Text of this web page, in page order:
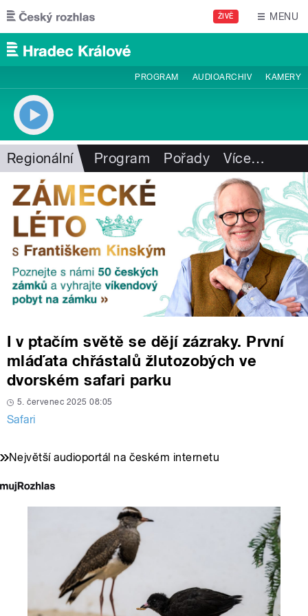
Přejít k hlavnímu obsahu
ŽIVĚ MENU
PROGRAM AUDIOARCHIV KAMERY
Regionální Program Pořady Více…
I v ptačím světě se dějí zázraky. První
mláďata chřástalů žlutozobých ve
dvorském safari parku
5. červenec 2025 08:05
Safari
Největší audioportál na českém internetu